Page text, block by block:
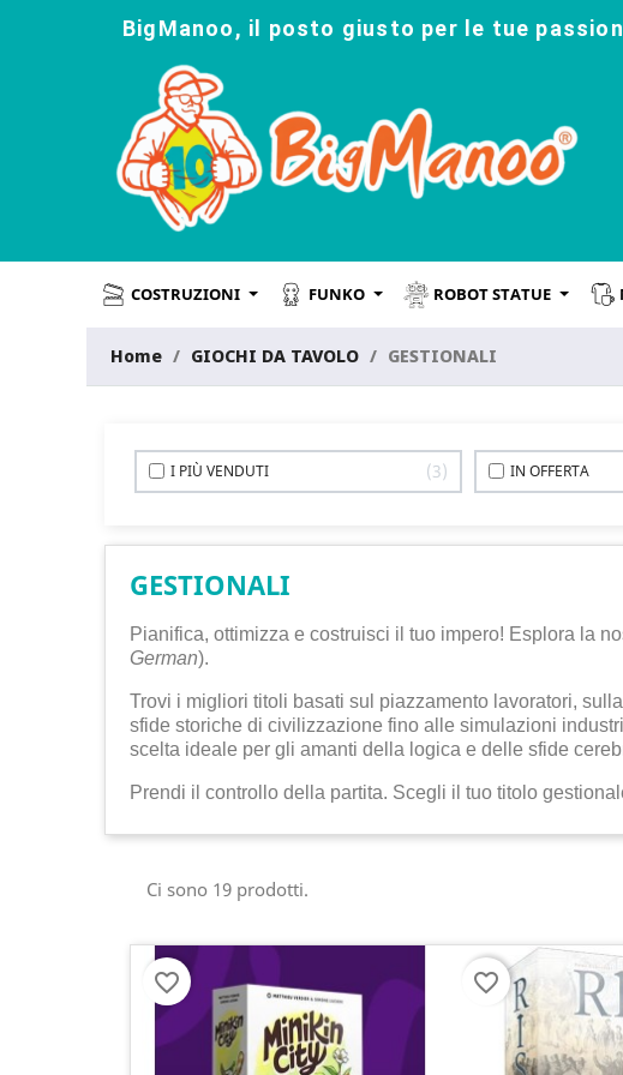
BigManoo, il posto giusto per le tue
COSTRUZIONI FUNKO ROBOT STATUE
Home GIOCHI DA TAVOLO GESTIONALI
I PIÙ VENDUTI 3 IN OFFERTA
GESTIONALI
Pianifica, ottimizza e costruisci il tuo impero! Esplora la
German).
Trovi i migliori titoli basati sul piazzamento lavoratori,
sfide storiche di civilizzazione fino alle simulazioni
scelta ideale per gli amanti della logica e delle sfide
Prendi il controllo della partita. Scegli il tuo titolo
Ci sono 19 prodotti.
favorite_border favorite_border